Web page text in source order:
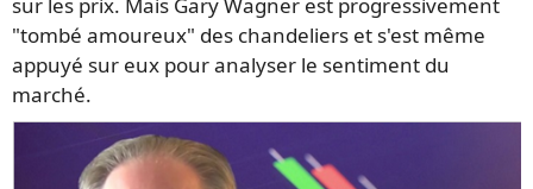
sur les prix. Mais Gary Wagner est progressivement
"tombé amoureux" des chandeliers et s'est même
appuyé sur eux pour analyser le sentiment du
marché.